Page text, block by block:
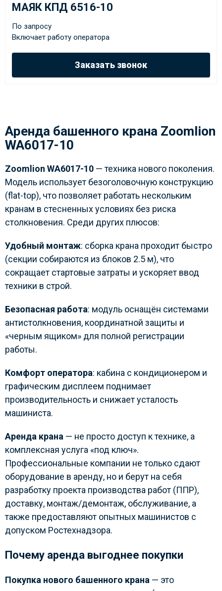
МАЯК КПД 6516-10
По запросу
Включает работу оператора
Заказать звонок
Аренда башенного крана Zoomlion
WA6017-10
Zoomlion WA6017-10 — техника нового поколения.
Модель использует безоголовочную конструкцию
(flat-top), что позволяет работать нескольким
кранам в стесненных условиях без риска
столкновения. Среди других плюсов:
Удобный монтаж: сборка крана проходит быстро
(секции собираются из блоков 2.5 м), что
сокращает стартовые затраты и ускоряет ввод
техники в строй.
Безопасная работа: модуль оснащён системами
антистолкновения, координатной защиты и
«черным ящиком» для полной регистрации
работы.
Комфорт оператора: кабина с кондиционером и
графическим дисплеем поднимает
производительность и снижает усталость
машиниста.
Аренда крана — не просто доступ к технике, а
комплексная услуга «под ключ».
Профессиональные компании не только сдают
оборудование в аренду, но и берут на себя
разработку проекта производства работ (ППР),
доставку, монтаж/демонтаж, обслуживание, а
также предоставляют опытных машинистов с
допуском Ростехнадзора.
Почему аренда выгоднее покупки
Покупка нового башенного крана — это